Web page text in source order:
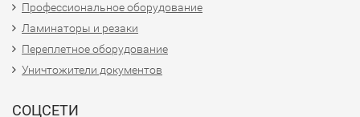
Профессиональное оборудование
Ламинаторы и резаки
Переплетное оборудование
Уничтожители документов
СОЦСЕТИ